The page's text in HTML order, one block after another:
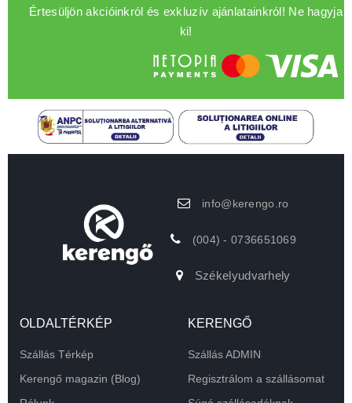
Értesüljön akcióinkról és exkluzív ajánlatainkról! Ne hagyja
ki!
info@kerengo.ro
(004) - 0736651069
Székelyudvarhely
OLDALTÉRKÉP
Szállás Térkép
Kerengő magazin (Blog)
KERENGŐ
Szállás ADMIN
Regisztrálom a szállásomat